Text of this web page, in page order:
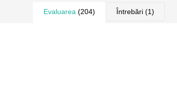
Evaluarea (204) Întrebări (1)